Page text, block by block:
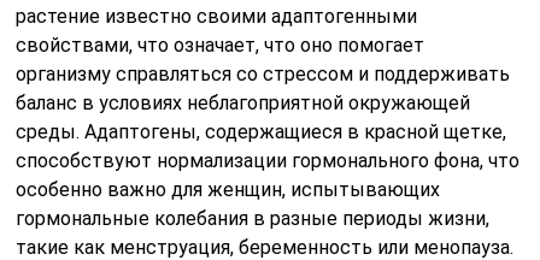
растение известно своими адаптогенными
свойствами, что означает, что оно помогает
организму справляться со стрессом и поддерживать
баланс в условиях неблагоприятной окружающей
среды. Адаптогены, содержащиеся в красной щетке,
способствуют нормализации гормонального фона, что
особенно важно для женщин, испытывающих
гормональные колебания в разные периоды жизни,
такие как менструация, беременность или менопауза.